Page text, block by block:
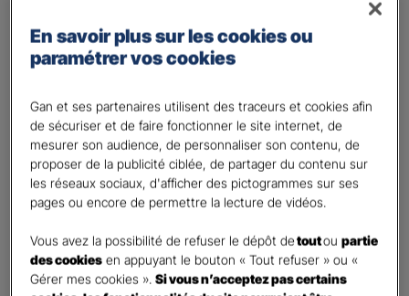
Nom de société (Raison sociale)
Activité*
Indiquez l'activité professionnelle de votre entreprise
Chiffre d'affaires annuel
Nombre de caractères restants :9 caractères restants
Indiquez un montant annuel en euro, même approximatif.
La limite est de 9 caractères. Caractères restants : 9.
En savoir plus sur les cookies ou
paramétrer vos cookies
Gan et ses partenaires utilisent des traceurs et cookies afin
de sécuriser et de faire fonctionner le site internet, de
mesurer son audience, de personnaliser son contenu, de
proposer de la publicité ciblée, de partager du contenu sur
les réseaux sociaux, d'afficher des pictogrammes sur ses
pages ou encore de permettre la lecture de vidéos.
Vous avez la possibilité de refuser le dépôt detoutoupartie
des cookies en appuyant le bouton « Tout refuser » ou «
Gérer mes cookies ».Si vous n’acceptez pas certains